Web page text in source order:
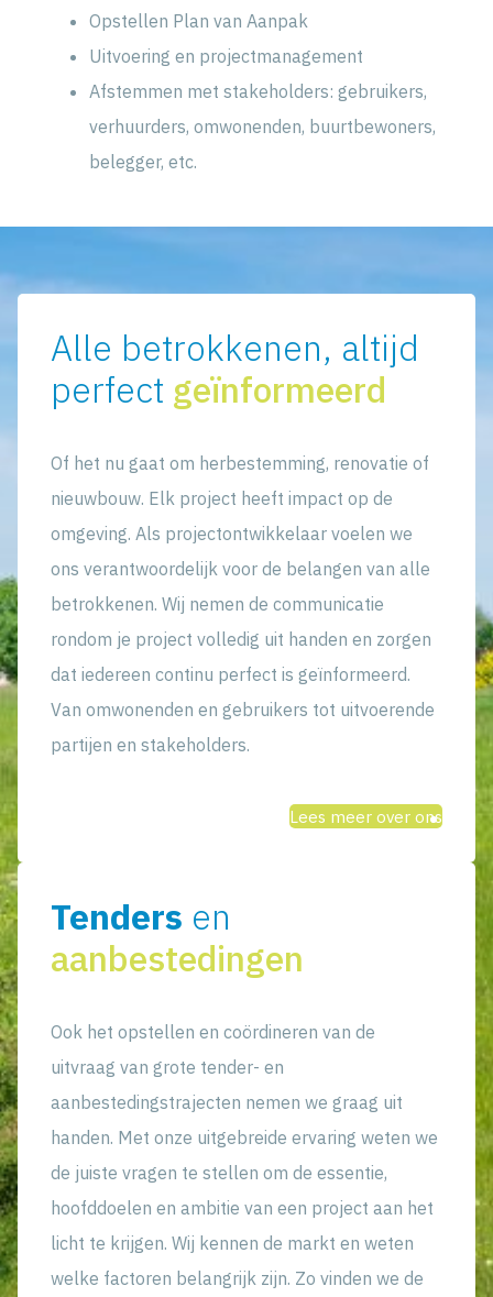
Opstellen Plan van Aanpak
Uitvoering en projectmanagement
Afstemmen met stakeholders: gebruikers,
verhuurders, omwonenden, buurtbewoners,
belegger, etc.
Alle betrokkenen, altijd
perfect geïnformeerd
Of het nu gaat om herbestemming, renovatie of
nieuwbouw. Elk project heeft impact op de
omgeving. Als projectontwikkelaar voelen we
ons verantwoordelijk voor de belangen van alle
betrokkenen. Wij nemen de communicatie
rondom je project volledig uit handen en zorgen
dat iedereen continu perfect is geïnformeerd.
Van omwonenden en gebruikers tot uitvoerende
partijen en stakeholders.
Lees meer over ons
Tenders en
aanbestedingen
Ook het opstellen en coördineren van de
uitvraag van grote tender- en
aanbestedingstrajecten nemen we graag uit
handen. Met onze uitgebreide ervaring weten we
de juiste vragen te stellen om de essentie,
hoofddoelen en ambitie van een project aan het
licht te krijgen. Wij kennen de markt en weten
welke factoren belangrijk zijn. Zo vinden we de